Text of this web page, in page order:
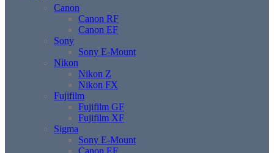
Canon
Canon RF
Canon EF
Sony
Sony E-Mount
Nikon
Nikon Z
Nikon FX
Fujifilm
Fujifilm GF
Fujifilm XF
Sigma
Sony E-Mount
Canon EF